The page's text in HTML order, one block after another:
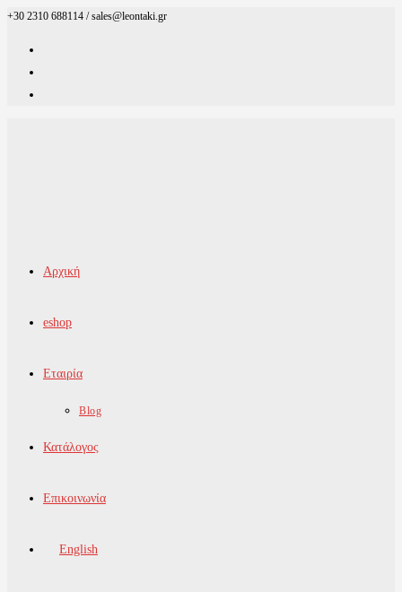
Skip
+30 2310 688114 / sales@leontaki.gr
Αρχική
eshop
Εταιρία
Blog
Κατάλογος
Επικοινωνία
English